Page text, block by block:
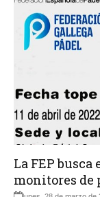
La FEP
monitores de